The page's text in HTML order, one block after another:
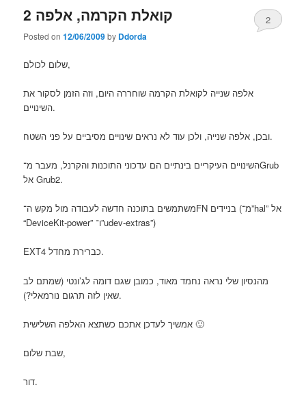
קואלת הקרמה, אלפה 2
Posted on12/06/2009by Ddorda
2
שלום לכולם,
אלפה שנייה לקואלת הקרמה שוחררה היום, וזה הזמן לסקור את
השינויים.
ובכן, אלפה שנייה, ולכן עוד לא נראים שינויים מסיביים על פני השטח.
השינויים העיקריים בינתיים הם עדכוני התוכנות והקרנל, מעבר מ־Grub
אל Grub2.
משתמשים בתוכנה חדשה לעבודה מול מקש ה־FN בניידים (מ־”hal” אל
“DeviceKit-power” ו־”udev-extras”)
EXT4 כברירת מחדל.
מהנסיון שלי נראה נחמד מאוד, כמובן שגם דומה לג’ונטי (שמתם לב
שאין לזה תרגום נורמאלי?).
אמשיך לעדכן אתכם כשתצא האלפה השלישית 🙂
שבת שלום,
דור.